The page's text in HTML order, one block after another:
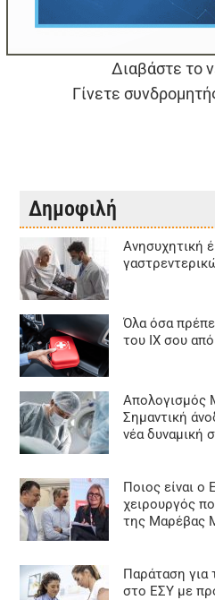
Διαβάστε το
Γίνετε
Δημοφιλή
Aνησυχητική
Όλα όσα
του ΙΧ σου από
Απολογισμός
Σημαντική
νέα δυναμική
Ποιος είναι ο
χειρουργός
της Μαρέβας
Παράταση για
στο ΕΣΥ με